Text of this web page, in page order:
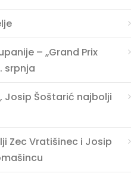
– „Grand Prix
srpnja
Josip Šoštarić najbolji
Zec Vratišinec i Josip